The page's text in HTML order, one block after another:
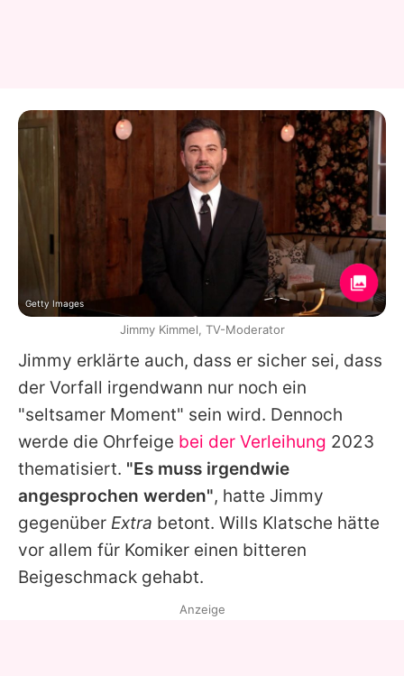
Jimmy erklärte auch, dass er sicher sei, dass
der Vorfall irgendwann nur noch ein
"seltsamer Moment" sein wird. Dennoch
werde die Ohrfeige bei der Verleihung 2023
thematisiert. "Es muss irgendwie
angesprochen werden", hatte Jimmy
gegenüber Extra betont. Wills Klatsche hätte
vor allem für Komiker einen bitteren
Beigeschmack gehabt.
Getty Images
Jimmy Kimmel, TV-Moderator
Anzeige